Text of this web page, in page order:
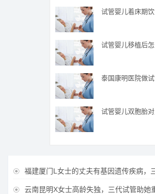
试管婴儿着床期
试管婴儿移植后怎
泰国康明医院做试
试管婴儿双胞胎
 福建厦门L女士的丈夫有基因遗传疾病，
 云南昆明X女士高龄失独，三代试管助她